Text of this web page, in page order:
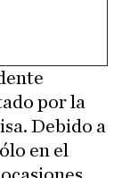
por la
Debido a
en el